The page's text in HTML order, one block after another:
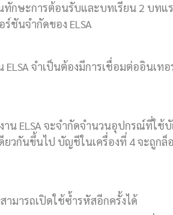
ทักษะการต้อนรับและบทเรียน 2 บทแ
ชันจำกัดของ ELSA
จำเป็นต้องมีการเชื่อมต่ออินเทอ
น ELSA จะจำกัดจำนวนอุปกรณ์ที่ใช้
วกันขึ้นไป บัญชีในเครื่องที่ 4 จะถูกล็
มารถเปิดใช้ซ้ำรหัสอีกครั้งได้